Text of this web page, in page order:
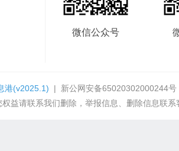
微信公众号
港(v2025.1) | 新公网安备65020302000244号
益请联系我们删除，举报信息、删除信息联系